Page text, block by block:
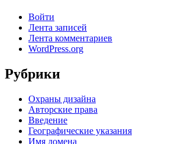
Войти
Лента записей
Лента комментариев
WordPress.org
Рубрики
Oхраны дизайна
Авторские права
Введение
Географические указания
Имя домена